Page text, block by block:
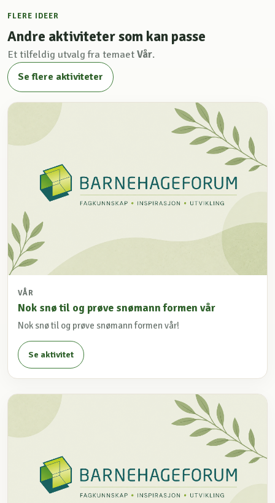
FLERE IDEER
Andre aktiviteter som kan passe
Et tilfeldig utvalg fra temaet Vår.
Se flere aktiviteter
VÅR
Nok snø til og prøve snømann formen vår
Nok snø til og prøve snømann formen vår!
Se aktivitet